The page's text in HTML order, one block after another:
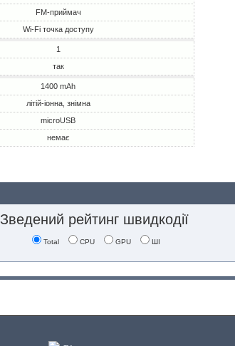
FM-приймач
Wi-Fi точка доступу
1
так
1400 mAh
літій-іонна, знімна
microUSB
немає
Зведений рейтинг швидкодії
Total CPU GPU ШІ